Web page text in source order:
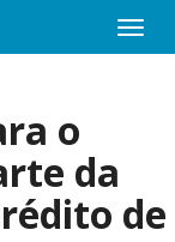
o
da
de